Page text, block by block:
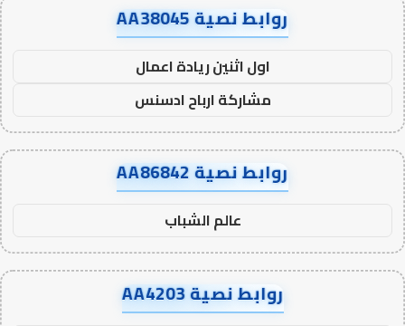
روابط نصية AA38045
اول اثنين ريادة اعمال
مشاركة ارباح ادسنس
روابط نصية AA86842
عالم الشباب
روابط نصية AA4203